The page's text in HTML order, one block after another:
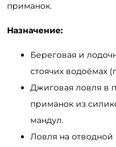
приманок.
Назначение:
Береговая и
стоячих водоёмах
Джиговая ловля в
приманок из
мандул.
Ловля на